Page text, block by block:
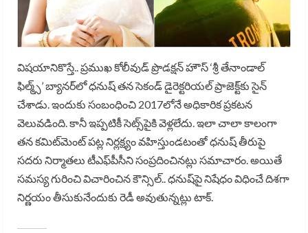
విషయానికొస్తే.. ప్రముఖ కోలీవుడ్ ప్రొడక్షన్ హౌస్ ‘శ్రీ తేనాండాల్
ఫిల్మ్స్‌’ బ్యానర్‌లో ధనుష్ తన సెకండ్ డైరెక్టరియల్ ప్రాజెక్ట్‌కు సైన్
చేశాడు. ఇందుకు సంబంధించి 2017లోనే అధికారిక ప్రకటన
వెలువడింది. కానీ ఇప్పటికీ సెట్స్‌పైకి వెళ్లలేదు. ఇలా చాలా కాలంగా
తన కమిట్‌మెంట్ పట్ల నిర్లక్ష్యం వహిస్తుండటంతో ధనుష్‌ తీరుపై
సదరు నిర్మాతలు టీఎఫ్‌పీసీని సంప్రదించినట్లు సమాచారం. అయితే
సమస్య గురించి విచారించిన కౌన్సిల్.. ధనుష్‌పై నిషేధం విధించే దిశగా
నిర్ణయం తీసుకునేందుకు రెడీ అవుతున్నట్లు టాక్.